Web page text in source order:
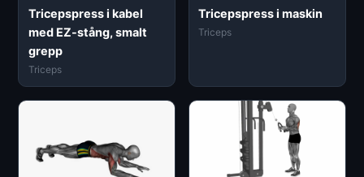
Tricepspress i kabel
med EZ-stång, smalt
grepp
Triceps
Tricepspress i maskin
Triceps